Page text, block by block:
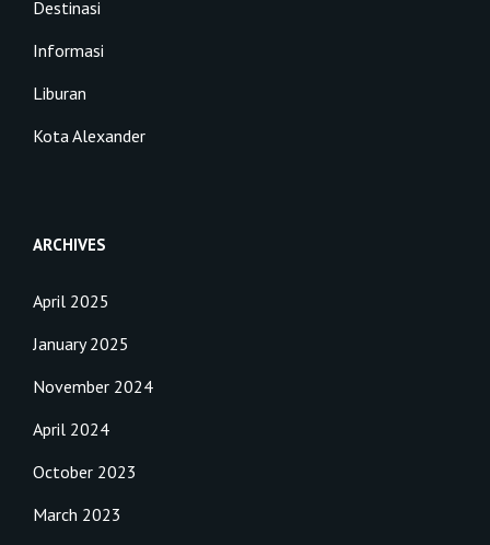
Destinasi
Informasi
Liburan
Kota Alexander
ARCHIVES
April 2025
January 2025
November 2024
April 2024
October 2023
March 2023